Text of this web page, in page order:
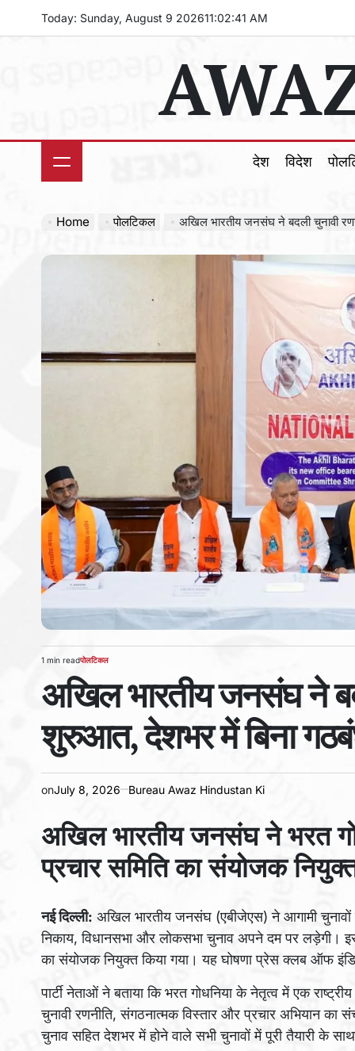
Today: Sunday, August 9 202611:02:44 AM
देश विदेश
Home पोलटिकल अखिल भारतीय जनसंघ ने बदली चुनावी रणनीति,
Estimated
time
1 min readPOSTED
IN
पोलटिकल
अखिल भारतीय जनसंघ ने
शुरुआत, देशभर में बिना
onJuly 8, 2026 Bureau Awaz Hindustan Ki
अखिल भारतीय जनसंघ ने भरत
प्रचार समिति का संयोजक
नई दिल्ली: अखिल भारतीय जनसंघ (एबीजेएस) ने आगामी चुनावों
निकाय, विधानसभा और लोकसभा चुनाव अपने दम पर लड़ेगी।
का संयोजक नियुक्त किया गया। यह घोषणा प्रेस क्लब ऑफ
पार्टी नेताओं ने बताया कि भरत गोधनिया के नेतृत्व में एक
चुनावी रणनीति, संगठनात्मक विस्तार और प्रचार अभियान का
चुनाव सहित देशभर में होने वाले सभी चुनावों में पूरी तैयारी के